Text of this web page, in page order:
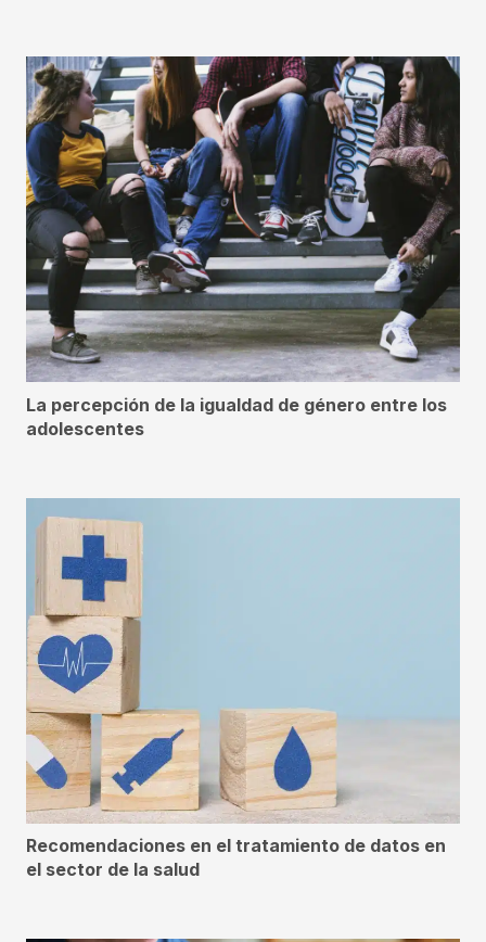
La percepción de la igualdad de género entre los
adolescentes
Recomendaciones en el tratamiento de datos en
el sector de la salud